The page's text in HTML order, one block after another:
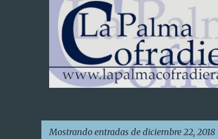
Mostrando entradas de diciembre 22, 2018